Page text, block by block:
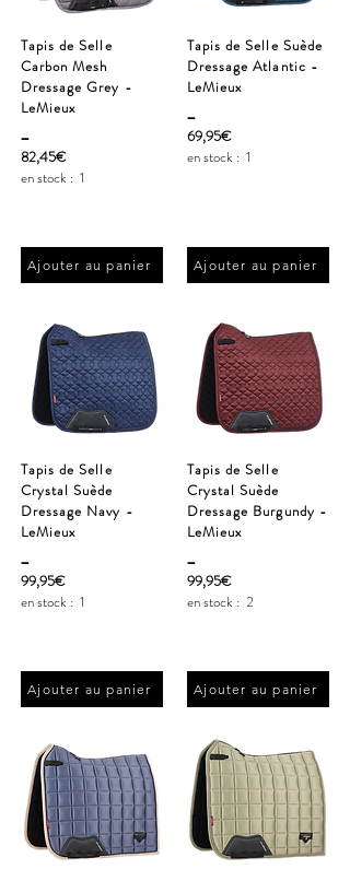
Tapis de Selle
Carbon Mesh
Dressage Grey -
LeMieux
_
82,45€
en stock : 1
Ajouter au panier
Tapis de Selle
Crystal Suède
Dressage Navy -
LeMieux
_
99,95€
en stock : 1
Ajouter au panier
Tapis de Selle Suède
Dressage Atlantic -
LeMieux
_
69,95€
en stock : 1
Ajouter au panier
Tapis de Selle
Crystal Suède
Dressage Burgundy -
LeMieux
_
99,95€
en stock : 2
Ajouter au panier